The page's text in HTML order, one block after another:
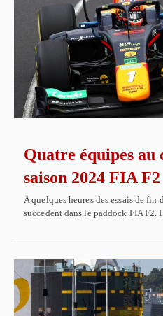
Quatre équipes
saison 2024 FIA F2
A quelques heures des essais de fin
succèdent dans le paddock FIA F2.